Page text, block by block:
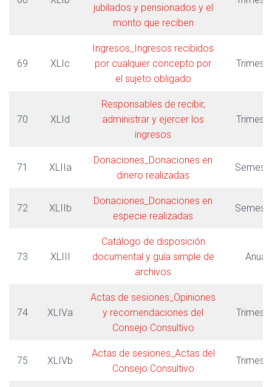
jubilados y pensionados y el
monto que reciben
69 XLIc
Ingresos_Ingresos recibidos
por cualquier concepto por
el sujeto obligado
70 XLId
Responsables de recibir,
administrar y ejercer los
ingresos
71 XLIIa
Donaciones_Donaciones en
dinero realizadas
72 XLIIb
Donaciones_Donaciones en
especie realizadas
73 XLIII
Catálogo de disposición
documental y guía simple de
archivos
Anual
74 XLIVa
Actas de sesiones_Opiniones
y recomendaciones del
Consejo Consultivo
75 XLIVb
Actas de sesiones_Actas del
Consejo Consultivo